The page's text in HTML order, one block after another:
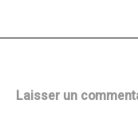
Laisser un